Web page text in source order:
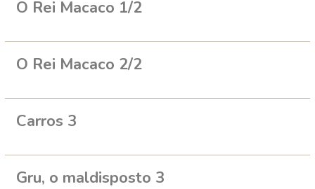
O Rei Macaco 1/2
O Rei Macaco 2/2
Carros 3
Gru, o maldisposto 3